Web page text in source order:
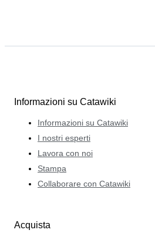
Informazioni su Catawiki
Informazioni su Catawiki
I nostri esperti
Lavora con noi
Stampa
Collaborare con Catawiki
Acquista